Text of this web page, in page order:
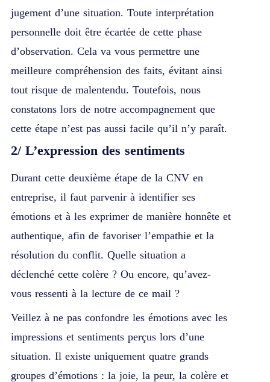
jugement d’une situation. Toute interprétation
personnelle doit être écartée de cette phase
d’observation. Cela va vous permettre une
meilleure compréhension des faits, évitant ainsi
tout risque de malentendu. Toutefois, nous
constatons lors de notre accompagnement que
cette étape n’est pas aussi facile qu’il n’y paraît.
2/ L’expression des sentiments
Durant cette deuxième étape de la CNV en
entreprise, il faut parvenir à identifier ses
émotions et à les exprimer de manière honnête et
authentique, afin de favoriser l’empathie et la
résolution du conflit. Quelle situation a
déclenché cette colère ? Ou encore, qu’avez-
vous ressenti à la lecture de ce mail ?
Veillez à ne pas confondre les émotions avec les
impressions et sentiments perçus lors d’une
situation. Il existe uniquement quatre grands
groupes d’émotions : la joie, la peur, la colère et